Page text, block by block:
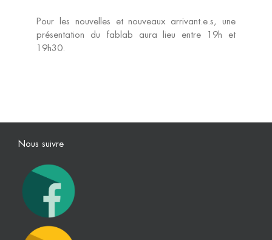
MachinesPour les nouvelles et nouveaux arrivant.e.s, une
présentation du fablab aura lieu entre 19h et
19h30.
Nous suivre